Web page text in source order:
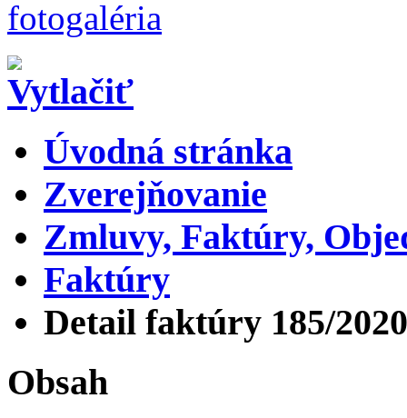
Úvodná stránka
Zverejňovanie
Zmluvy, Faktúry,
Faktúry
Detail faktúry 185/2020
Obsah